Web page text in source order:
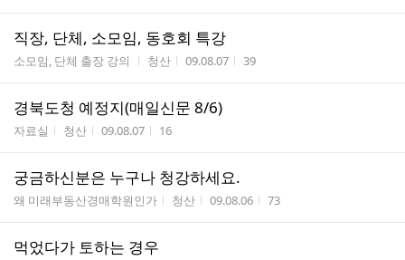
직장, 단체, 소모임, 동호회 특강
게시판명
소모임, 단체 출장 강의 작성자
청산 작성시간
09.08.07 조회수
39
경북도청 예정지(매일신문 8/6)
게시판명
자료실 작성자
청산 작성시간
09.08.07 조회수
16
궁금하신분은 누구나 청강하세요.
게시판명
왜 미래부동산경매학원인가 작성자
청산 작성시간
09.08.06 조회수
73
먹었다가 토하는 경우